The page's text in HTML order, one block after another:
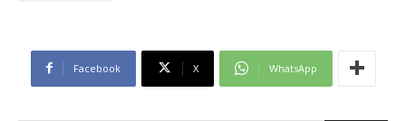
Facebook X WhatsApp